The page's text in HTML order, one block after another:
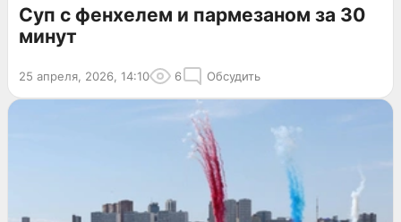
Суп с фенхелем и пармезаном за 30
минут
25 апреля, 2026, 14:10 6 Обсудить